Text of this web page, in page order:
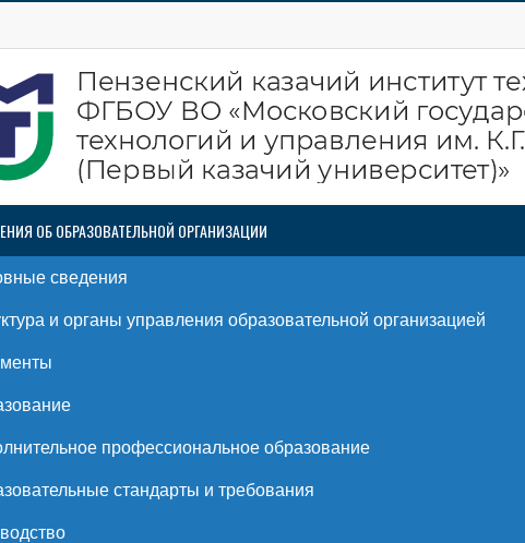
ОБ ОБРАЗОВАТЕЛЬНОЙ ОРГАНИЗАЦИИ
сведения
и органы управления образовательной организацией
профессиональное образование
стандарты и требования